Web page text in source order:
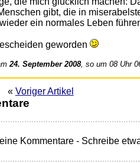
gibt, die in
ein normales Leben
geworden
24. September 2008, so um 08 Uhr
« Voriger Artikel
Kommentare - Schreibe